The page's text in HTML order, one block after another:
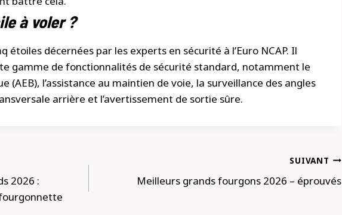
à voler ?
étoiles décernées par les experts en sécurité à l’Euro NCAP. Il
gamme de fonctionnalités de sécurité standard, notamment le
(AEB), l’assistance au maintien de voie, la surveillance des angles
arrière et l’avertissement de sortie sûre.
2026 :
SUIVANT
Meilleurs grands fourgons 2026 – éprouvés